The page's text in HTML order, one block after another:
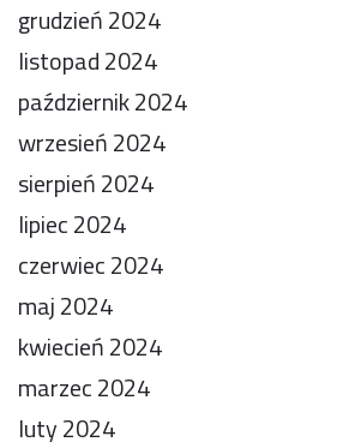
grudzień 2024
listopad 2024
październik 2024
wrzesień 2024
sierpień 2024
lipiec 2024
czerwiec 2024
maj 2024
kwiecień 2024
marzec 2024
luty 2024